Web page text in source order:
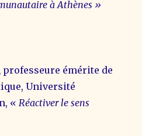
à Athènes »
professeure émérite de
Université
« Réactiver le sens